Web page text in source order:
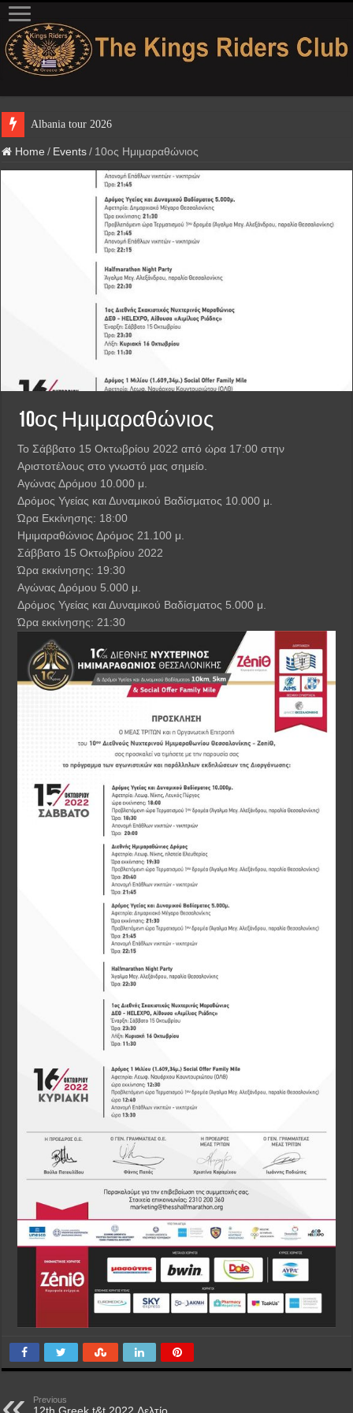
Albania tour 2026
Home / Events / 10ος Ημιμαραθώνιος
10ος Ημιμαραθώνιος
Το Σάββατο 15 Οκτωβρίου 2022 από ώρα 17:00 στην
Αριστοτέλους στο γνωστό μας σημείο.
Αγώνας Δρόμου 10.000 μ.
Δρόμος Υγείας και Δυναμικού Βαδίσματος 10.000 μ.
Ώρα Εκκίνησης: 18:00
Ημιμαραθώνιος Δρόμος 21.100 μ.
Σάββατο 15 Οκτωβρίου 2022
Ώρα εκκίνησης: 19:30
Αγώνας Δρόμου 5.000 μ.
Δρόμος Υγείας και Δυναμικού Βαδίσματος 5.000 μ.
Ώρα εκκίνησης: 21:30
Previous